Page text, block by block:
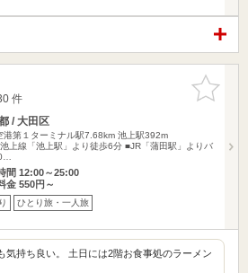
お気に入
りに追加
件
/ 大田区
港第１ターミナル駅7.68km 池上駅392m
上線「池上駅」より徒歩6分 ■JR「蒲田駅」よりバ
間 12:00～25:00
金 550円～
ひとり旅・一人旅
気持ち良い。 土日には2階お食事処のラーメン